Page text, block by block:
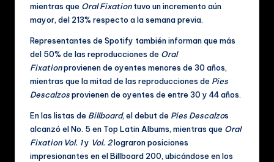
mientras que Oral Fixationtuvo un incremento aún
mayor, del 213% respecto a la semana previa.
Representantes de Spotify también informan que más
del 50% de las reproducciones de Oral
Fixationprovienen de oyentes menores de 30 años,
mientras que la mitad de las reproducciones de Pies
Descalzosprovienen de oyentes de entre 30 y 44 años.
En las listas de Billboard, el debut de Pies Descalzos
alcanzó el No. 5 en Top Latin Albums, mientras que Oral
Fixation Vol. 1y Vol. 2lograron posiciones
impresionantes en el Billboard 200, ubicándose en los